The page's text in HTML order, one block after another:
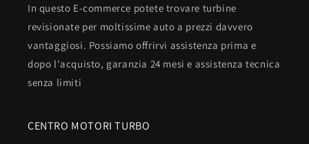
In questo E-commerce potete trovare turbine
revisionate per moltissime auto a prezzi davvero
vantaggiosi. Possiamo offrirvi assistenza prima e
dopo l'acquisto, garanzia 24 mesi e assistenza tecnica
senza limiti
CENTRO MOTORI TURBO